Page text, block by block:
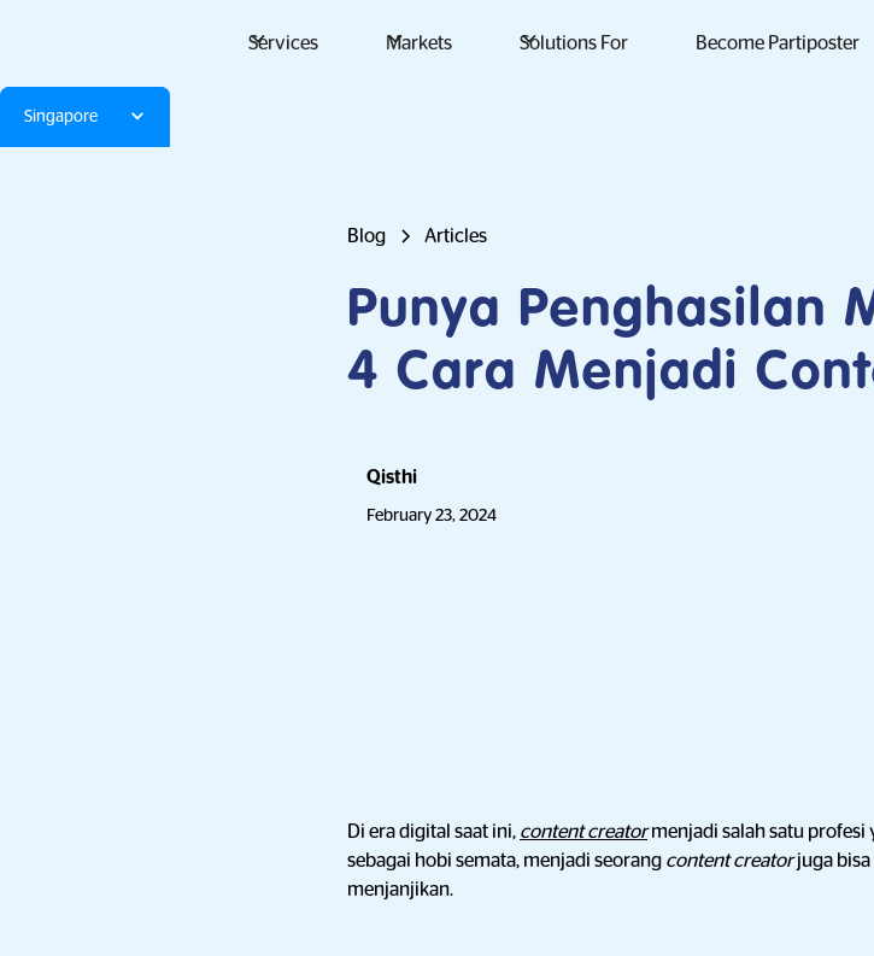
Services Markets Solutions For Become Partiposter
Singapore
Blog Articles
Punya Penghasilan
4 Cara Menjadi
Qisthi
February 23, 2024
Di era digital saat ini, content creator menjadi salah satu
sebagai hobi semata, menjadi seorang content creatorjuga
menjanjikan.